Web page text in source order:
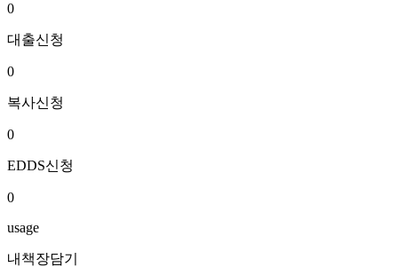
0
대출신청
0
복사신청
0
EDDS신청
0
usage
내책장담기